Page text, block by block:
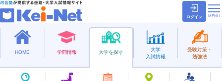
ログイン
HOME 学問情報 大学を探す
大学
入試情報
受験対策・
勉強法